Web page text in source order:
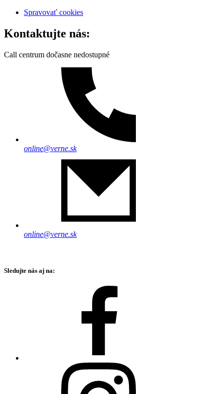
Spravovať cookies
Kontaktujte nás:
Call centrum dočasne nedostupné
online@verne.sk
online@verne.sk
Sledujte nás aj na: